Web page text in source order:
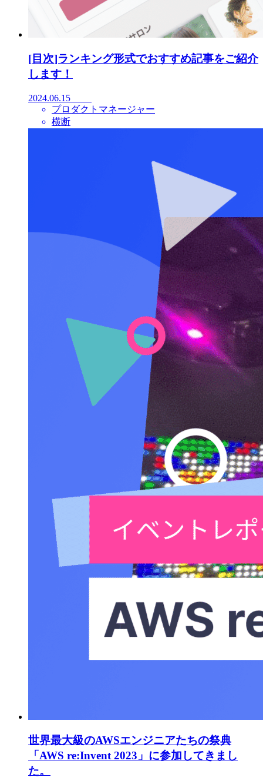
[目次]ランキング形式でおすすめ記事をご紹介
します！
2024.06.15
プロダクトマネージャー
横断
世界最大級のAWSエンジニアたちの祭典
「AWS re:Invent 2023」に参加してきまし
た。